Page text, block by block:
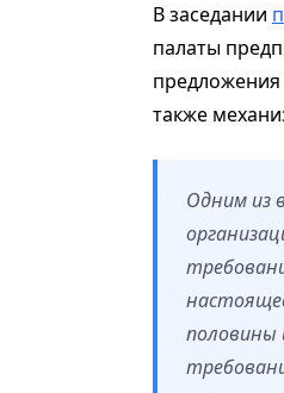
В заседании
палаты
также
Одним из
половины